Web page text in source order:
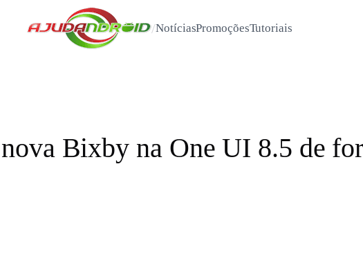
/NotíciasPromoçõesTutoriais
nova Bixby na One UI 8.5 de